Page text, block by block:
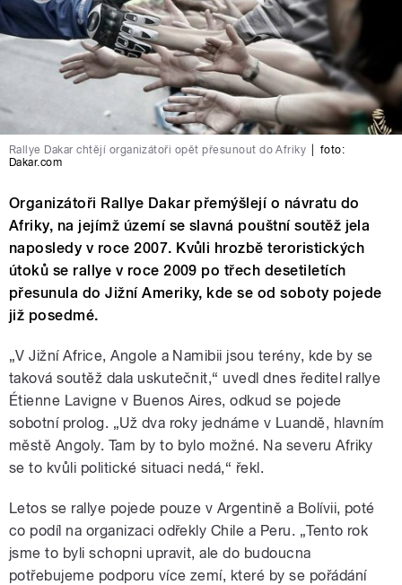
Rallye Dakar chtějí organizátoři opět přesunout do Afriky
foto:
Dakar.com
Organizátoři Rallye Dakar přemýšlejí o návratu do
Afriky, na jejímž území se slavná pouštní soutěž jela
naposledy v roce 2007. Kvůli hrozbě teroristických
útoků se rallye v roce 2009 po třech desetiletích
přesunula do Jižní Ameriky, kde se od soboty pojede
již posedmé.
„V Jižní Africe, Angole a Namibii jsou terény, kde by se
taková soutěž dala uskutečnit,“ uvedl dnes ředitel rallye
Étienne Lavigne v Buenos Aires, odkud se pojede
sobotní prolog. „Už dva roky jednáme v Luandě, hlavním
městě Angoly. Tam by to bylo možné. Na severu Afriky
se to kvůli politické situaci nedá,“ řekl.
Letos se rallye pojede pouze v Argentině a Bolívii, poté
co podíl na organizaci odřekly Chile a Peru. „Tento rok
jsme to byli schopni upravit, ale do budoucna
potřebujeme podporu více zemí, které by se pořádání